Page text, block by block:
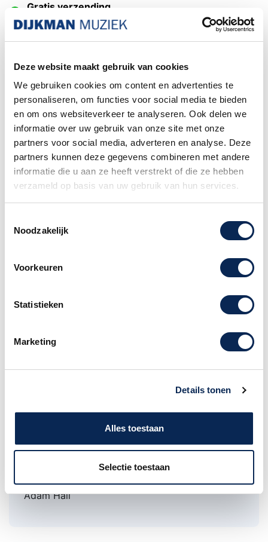
Deze website maakt gebruik van cookies
We gebruiken cookies om content en advertenties te
personaliseren, om functies voor social media te bieden
en om ons websiteverkeer te analyseren. Ook delen we
informatie over uw gebruik van onze site met onze
partners voor social media, adverteren en analyse. Deze
partners kunnen deze gegevens combineren met andere
informatie die u aan ze heeft verstrekt of die ze hebben
verzameld op basis van uw gebruik van hun services.
Noodzakelijk
Voorkeuren
Statistieken
Marketing
Details tonen
Alles toestaan
Selectie toestaan
Gratis verzending
Vanaf €75
Exacte levertijd weten?
Bel naar de winkel! 020-6265611
Het kiezen van eenDHL service punt is niet
mogelijk wanneer uw bestelling een piano of
gitaarbevat. Dit formaat pakket wordt door het
postpunt namelijk niet geaccepteerd.
Familiebedrijf sinds 1958
Dit Adam hall S8BB tafel microfoon statief is
een degelijke gietijzeren afschroefbare
De bodemplaat is voorzien van
3/8 schroefaansluiting.
de afgebeelde microfoon(klem).
soundproofing. The tripod tube can be
unscrewed and has a 3/8" thread.
Merk
Adam Hall